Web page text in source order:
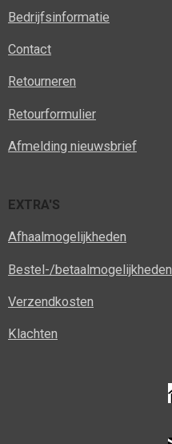
Bedrijfsinformatie
Contact
Retourneren
Retourformulier
Afmelding nieuwsbrief
EXTRA'S
Afhaalmogelijkheden
Bestel-/betaalmogelijkheden
Verzendkosten
Klachten